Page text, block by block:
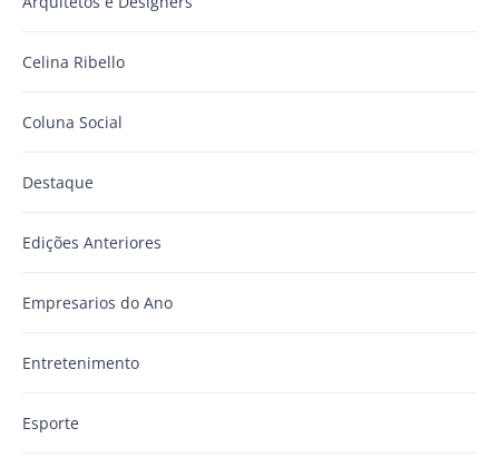
Celina Ribello
Coluna Social
Destaque
Edições Anteriores
Empresarios do Ano
Entretenimento
Esporte